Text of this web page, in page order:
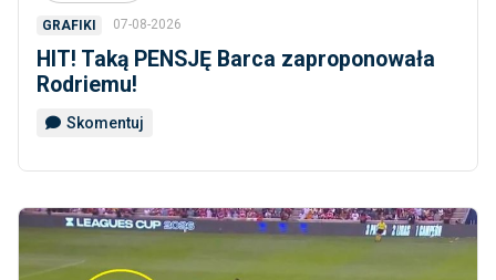
GRAFIKI 07-08-2026
HIT! Taką PENSJĘ Barca zaproponowała
Rodriemu!
Skomentuj